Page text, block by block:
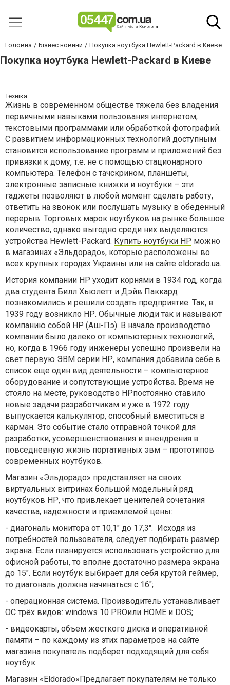
Головна Бізнес новини Покупка ноутбука Hewlett-Packard в Киеве
Покупка ноутбука Hewlett-Packard в Киеве
Техніка
Жизнь в современном обществе тяжела без владения
первичными навыками пользования интернетом,
текстовыми программами или обработкой фотографий.
С развитием информационных технологий доступным
становится использование программ и приложений без
привязки к дому, т.е. не с помощью стационарного
компьютера. Телефон с тачскрином, планшеты,
электронные записные книжки и ноутбуки – эти
гаджеты позволяют в любой момент сделать работу,
ответить на звонок или послушать музыку в обеденный
перерыв. Торговых марок ноутбуков на рынке большое
количество, однако выгодно среди них выделяются
устройства Hewlett-Packard. Купить ноутбуки HP можно
в магазинах «Эльдорадо», которые расположены во
всех крупных городах Украины или на сайте eldorado.ua.
История компании HP уходит корнями в 1934 год, когда
два студента Билл Хьюлетт и Дэйв Паккард
познакомились и решили создать предприятие. Так, в
1939 году возникло HP. Обычные люди так и называют
компанию собой HP (Аш-Пэ). В начале производство
компании было далеко от компьютерных технологий,
но, когда в 1966 году инженеры успешно произвели на
свет первую ЭВМ серии HP, компания добавила себе в
список еще один вид деятельности – компьютерное
оборудование и сопутствующие устройства. Время не
стояло на месте, руководство HPпостоянно ставило
новые задачи разработчикам и уже в 1972 году
выпускается калькулятор, способный вместиться в
карман. Это событие стало отправной точкой для
разработки, усовершенствования и внендрения в
повседневную жизнь портативных эвм – прототипов
современных ноутбуков.
Магазин «Эльдорадо» представляет на своих
виртуальных витринах большой модельный ряд
ноутбуков HP, что привлекает ценителей сочетания
качества, надежности и приемлемой цены:
- диагональ монитора от 10,1″ до 17,3″. Исходя из
потребностей пользователя, следует подбирать размер
экрана. Если планируется использовать устройство для
офисной работы, то вполне достаточно размера экрана
до 15″. Если ноутбук выбирает для себя крутой геймер,
то диагональ должна начинаться с 16″;
- операционная система. Производитель устанавливает
ОС трёх видов: windows 10 PROили HOME и DOS;
- видеокарты, объем жесткого диска и оперативной
памяти – по каждому из этих параметров на сайте
магазина покупатель подберет подходящий для себя
ноутбук.
Магазин «Eldorado»Предлагает покупателям не только